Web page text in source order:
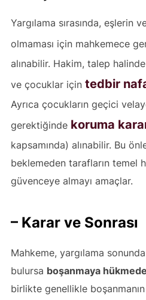
Yargılama sırasında, eşlerin
olmaması için mahkemece
alınabilir. Hakim, talep
ve çocuklar için tedbir
Ayrıca çocukların geçici
gerektiğinde koruma
kapsamında) alınabilir. Bu
beklemeden tarafların temel
güvenceye almayı amaçlar.
– Karar ve Sonrası
Mahkeme, yargılama
bulursa boşanmaya
birlikte genellikle